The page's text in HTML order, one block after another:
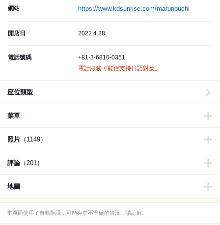
網站 https://www.kdsunrise.com/marunouchi
開店日 2022.4.28
電話號碼
+81-3-6810-0351
電話服務可能僅支持日語對應。
座位類型
菜單
照片 （1149）
評論 （201）
地圖
本頁面使用了自動翻譯，可能存在不準確的情況，請諒解。